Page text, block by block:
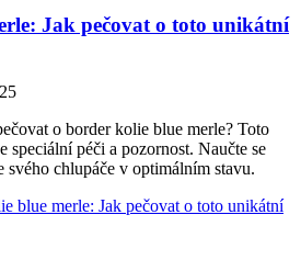
Jak pečovat o toto unikátní
o border kolie blue merle? Toto
speciální péči a pozornost. Naučte se
svého chlupáče v optimálním stavu.
blue merle: Jak pečovat o toto unikátní